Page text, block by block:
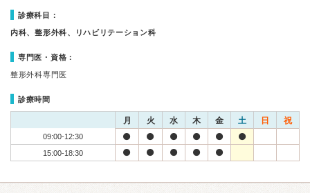
診療科目：
内科、整形外科、リハビリテーション科
専門医・資格：
整形外科専門医
診療時間
月 火 水 木 金 土 日 祝
09:00-12:30
15:00-18:30